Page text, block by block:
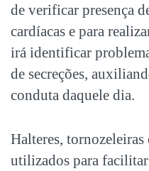
de verificar presença
cardíacas e para
irá identificar
de secreções,
conduta daquele dia.
Halteres, tornozeleiras
utilizados para